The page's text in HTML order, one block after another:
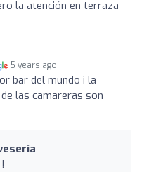
la atención en terraza
5 years ago
bar del mundo i la
las camareras son